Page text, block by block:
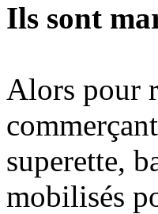
Ils sont
Alors pour
superette,
mobilisés